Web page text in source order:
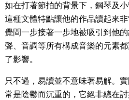
娛樂
教育
家庭
如在打著節拍的背景下，鋼琴及小
這種文體特點讓他的作品讀起來
覺間一步接著一步地被吸引到他
聲、音調等所有構成音樂的元素
了影響。
只不過，易讀並不意味著易解。
常是陰鬱而沉重的，它絕非總在